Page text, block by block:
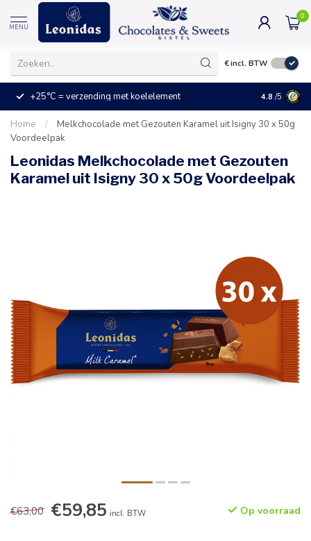
MENU
0
€incl. BTW
+25°C = verzending met koelelement Kleine
4.8 /5
Home /
Melkchocolade met Gezouten Karamel uit Isigny 30 x 50g
Voordeelpak
Leonidas Melkchocolade met Gezouten
Karamel uit Isigny 30 x 50g Voordeelpak
€63,00 €59,85 incl. BTW Op voorraad